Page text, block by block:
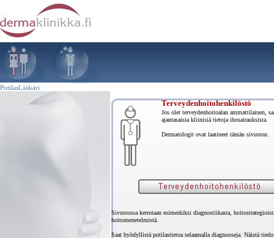
PotilasLääkäri
Terveydenhoitohenkilöstö
Jos olet terveydenhoitoalan ammattilainen,
ajantasaisia kliinisiä tietoja ihosairauksista.
Dermatologit ovat laatineet tämän sivuston.
Sivustossa kerrotaan esimerkiksi diagnostiikasta,
hoitomenetelmistä.
Saat hyödyllistä potilastietoa selaamalla diagnooseja. Näistä